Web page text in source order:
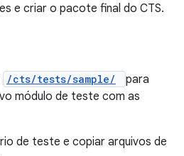
e criar o pacote final do CTS.
/cts/tests/sample/
para
módulo de teste com as
de teste e copiar arquivos de